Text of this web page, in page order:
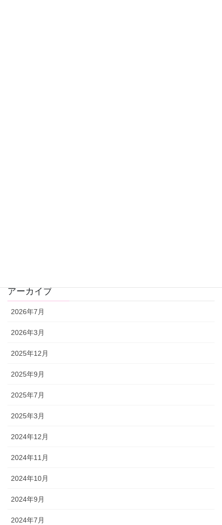
アーカイブ
2026年7月
2026年3月
2025年12月
2025年9月
2025年7月
2025年3月
2024年12月
2024年11月
2024年10月
2024年9月
2024年7月